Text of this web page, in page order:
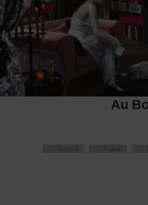
Au
Accueil Portail